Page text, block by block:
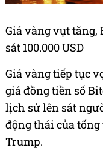
Giá vàng vụt
sát 100.000 USD
Giá vàng tiếp tục
giá đồng tiền số
lịch sử lên sát
động thái của
Trump.